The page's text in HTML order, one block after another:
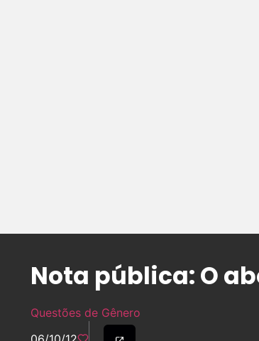
Nota pública: O
Questões de Gênero